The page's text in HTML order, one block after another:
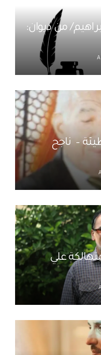
سينو إبراهيم/ من ديوان:
– ناجح
عقود خيالية… وملاعب متهالكة علي